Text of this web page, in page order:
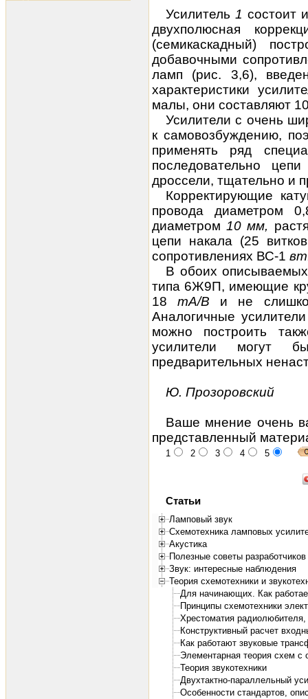
Усилитель 1 состоит
двухполюсная
(семикаскадный)
добавочными
ламп (рис. 3,6),
характеристики
малы, они составляют
Усилители с очень
к самовозбуждению,
применять ряд
последовательно
дроссели, тщательно и
Корректирующие
провода диаметром
диаметром10 мм,
цепи накала (25
сопротивлениях ВС-1
В обоих
типа 6Ж9П, имеющие
18mA/В и не
Аналогичные
можно построить
усилители могут
предварительных
Ю. Прозоровский
Ваше мнение очень
представленный
1 2 3 4 5
Статьи
Ламповый звук
Схемотехника ламповых
Акустика
Полезные советы
Звук: интересные наблюдения
Теория схемотехники и
Для начинающих. Как
Принципы схемотехники
Хрестоматия радиолюбителя,
Конструктивный расчет
Как работают звуковые
Элементарная теория схем с
Теория звукотехники
Двухтактно-параллельный
Особенности стандартов,